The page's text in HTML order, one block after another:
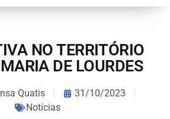
NO TERRITÓRIO
DE LOURDES
Quatis
31/10/2023
Notícias